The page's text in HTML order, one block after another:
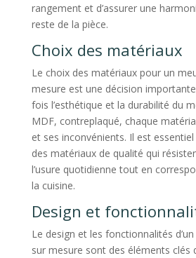
rangement et d’assurer une
reste de la pièce.
Choix des matériaux
Le choix des matériaux pour un
mesure est une décision
fois l’esthétique et la durabilité du
MDF, contreplaqué, chaque
et ses inconvénients. Il est
des matériaux de qualité qui
l’usure quotidienne tout en
la cuisine.
Design et
Le design et les fonctionnalités
sur mesure sont des éléments clés